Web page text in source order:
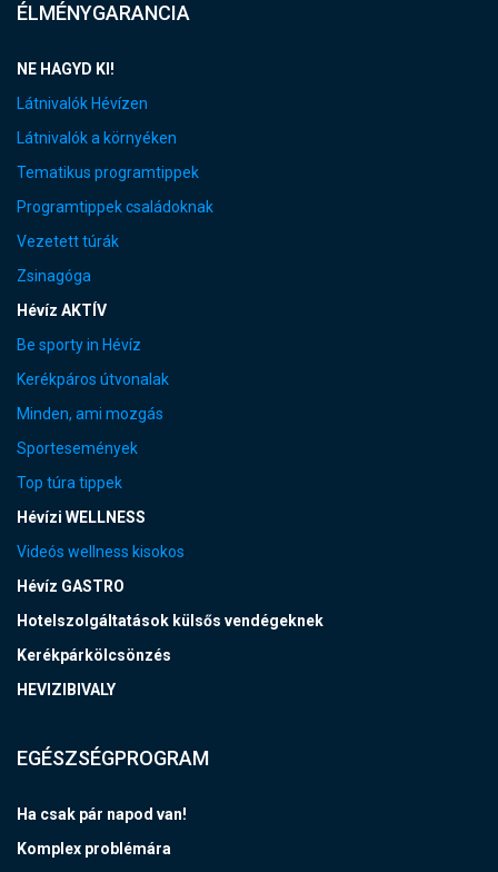
ÉLMÉNYGARANCIA
NE HAGYD KI!
Látnivalók Hévízen
Látnivalók a környéken
Tematikus programtippek
Programtippek családoknak
Vezetett túrák
Zsinagóga
Hévíz AKTÍV
Be sporty in Hévíz
Kerékpáros útvonalak
Minden, ami mozgás
Sportesemények
Top túra tippek
Hévízi WELLNESS
Videós wellness kisokos
Hévíz GASTRO
Hotelszolgáltatások külsős vendégeknek
Kerékpárkölcsönzés
HEVIZIBIVALY
EGÉSZSÉGPROGRAM
Ha csak pár napod van!
Komplex problémára